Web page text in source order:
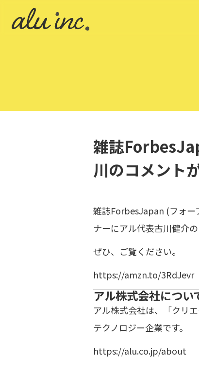
雑誌
川のコメント
雑誌ForbesJapan (フォー
ナーにアル代表古川健介
ぜひ、ご覧ください。
https://amzn.to/3RdJevr
アル株式会社につい
アル株式会社は、「クリ
テクノロジー企業です。
https://alu.co.jp/about